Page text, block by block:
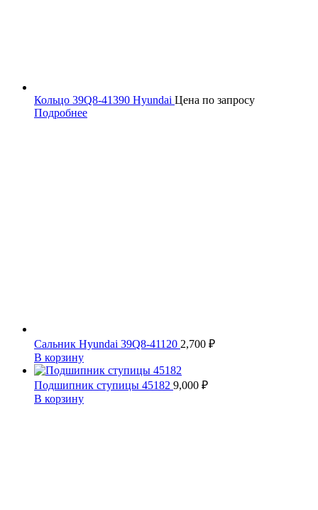
Кольцо 39Q8-41390 Hyundai Цена по запросу
Подробнее
Сальник Hyundai 39Q8-41120 2,700 ₽
В корзину
Подшипник ступицы 45182 9,000 ₽
В корзину